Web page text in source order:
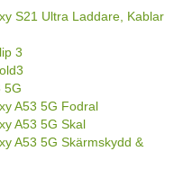
S21 Ultra Laddare, Kablar
3
5G
A53 5G Fodral
A53 5G Skal
A53 5G Skärmskydd &